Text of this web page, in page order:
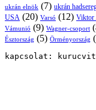
ukrán elnök (7) ukrán
USA (20) Varsó (12) Viktor
Vámunió (9) Wagner-csoport
Észtország (5) Örményország
kapcsolat: